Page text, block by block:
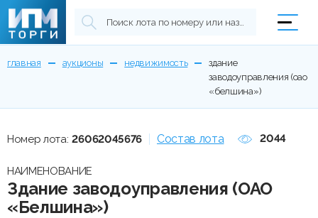
главная аукционы недвижимость
здание
заводоуправления (оао
«белшина»)
Номер лота: 26062045676 Состав лота 2044
НАИМЕНОВАНИЕ
Здание заводоуправления (ОАО
«Белшина»)